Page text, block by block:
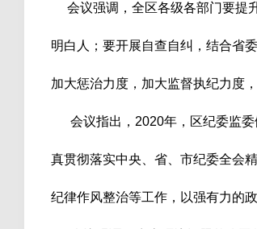
会议强调，全区各级各部门要提
明白人；要开展自查自纠，结合省
加大惩治力度，加大监督执纪力度
会议指出，2020年，区纪委监委
真贯彻落实中央、省、市纪委全会
纪律作风整治等工作，以强有力的